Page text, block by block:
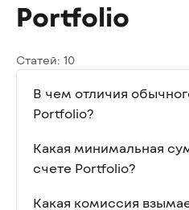
Portfolio
Статей: 10
В чем отличия
Portfolio?
Какая минимальная
счете Portfolio?
Какая комиссия